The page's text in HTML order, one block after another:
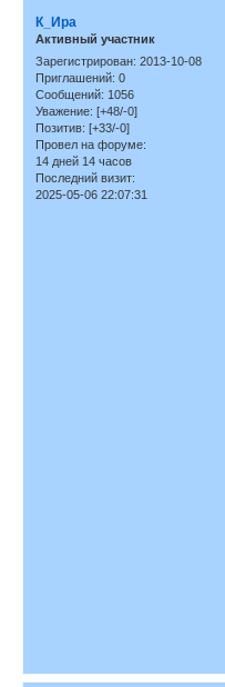
К_Ира
Активный участник
Зарегистрирован: 2013-10-08
Приглашений: 0
Сообщений: 1056
Уважение: [+48/-0]
Позитив: [+33/-0]
Провел на форуме:
14 дней 14 часов
Последний визит:
2025-05-06 22:07:31